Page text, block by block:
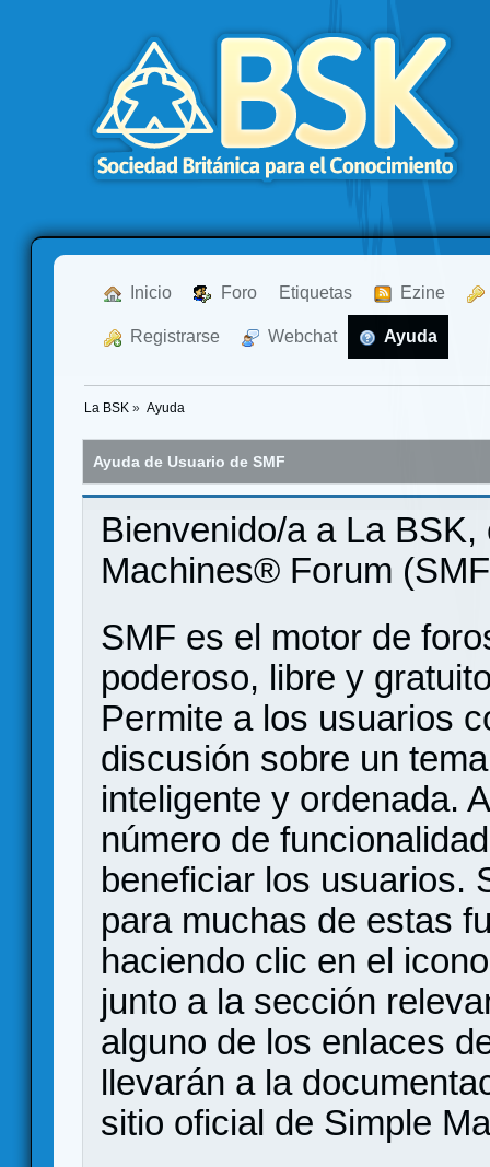
Inicio Foro Etiquetas Ezine
Registrarse Webchat Ayuda
La BSK » Ayuda
Ayuda de Usuario de SMF
Bienvenido/a a La
Machines® Forum
SMF es el motor de
poderoso, libre y
Permite a los usuarios
discusión sobre un
inteligente y ordenada.
número de
beneficiar los usuarios.
para muchas de estas
haciendo clic en el
junto a la sección
alguno de los enlaces
llevarán a la
sitio oficial de Simple